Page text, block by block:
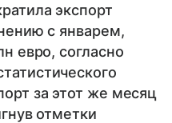
экспорт
с январем,
евро, согласно
за этот же месяц
отметки